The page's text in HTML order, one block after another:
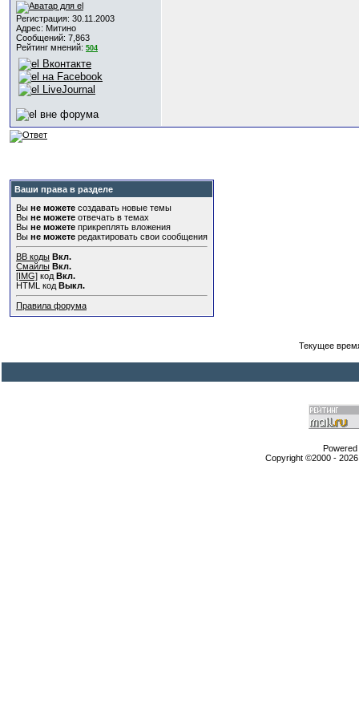
Регистрация: 30.11.2003
Адрес: Митино
Сообщений: 7,863
Рейтинг мнений: 504
Ваши права в разделе
Вы не можете создавать новые темы
Вы не можете отвечать в темах
Вы не можете прикреплять вложения
Вы не можете редактировать свои сообщения
BB коды Вкл.
Смайлы Вкл.
[IMG] код Вкл.
HTML код Выкл.
Правила форума
Текущее
Copyright ©2000 -